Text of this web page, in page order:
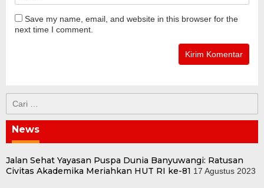
Save my name, email, and website in this browser for the
next time I comment.
untuk:
News
Jalan Sehat Yayasan Puspa Dunia Banyuwangi: Ratusan
Civitas Akademika Meriahkan HUT RI ke-81 17 Agustus 2023